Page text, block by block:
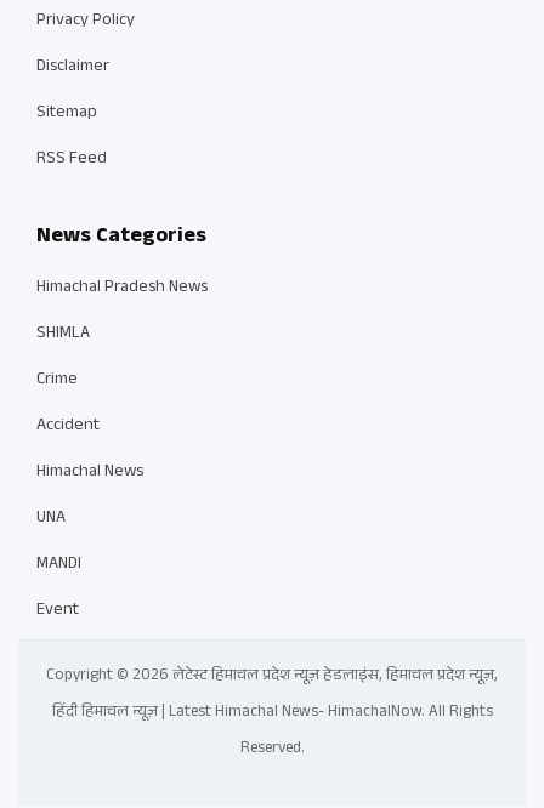
Privacy Policy
Disclaimer
Sitemap
RSS Feed
News Categories
Himachal Pradesh News
SHIMLA
Crime
Accident
Himachal News
UNA
MANDI
Event
Copyright © 2026 लेटेस्ट हिमाचल प्रदेश न्यूज़ हेडलाइंस, हिमाचल प्रदेश न्यूज़,
हिंदी हिमाचल न्यूज़ | Latest Himachal News- HimachalNow. All Rights
Reserved.